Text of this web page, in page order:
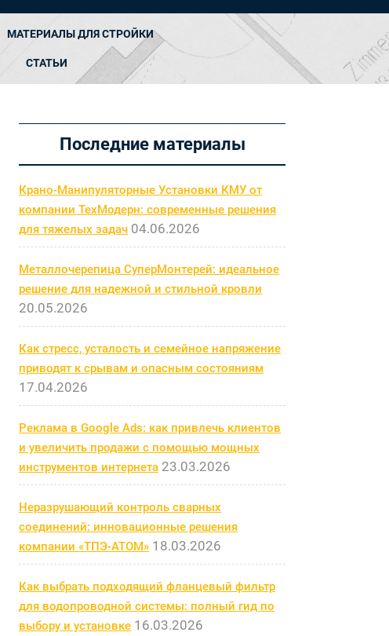
МАТЕРИАЛЫ ДЛЯ СТРОЙКИ
СТАТЬИ
Последние материалы
Крано-Манипуляторные Установки КМУ от
компании ТехМодерн: современные решения
для тяжелых задач 04.06.2026
Металлочерепица СуперМонтерей: идеальное
решение для надежной и стильной кровли
20.05.2026
Как стресс, усталость и семейное напряжение
приводят к срывам и опасным состояниям
17.04.2026
Реклама в Google Ads: как привлечь клиентов
и увеличить продажи с помощью мощных
инструментов интернета 23.03.2026
Неразрушающий контроль сварных
соединений: инновационные решения
компании «ТПЭ-АТОМ» 18.03.2026
Как выбрать подходящий фланцевый фильтр
для водопроводной системы: полный гид по
выбору и установке 16.03.2026